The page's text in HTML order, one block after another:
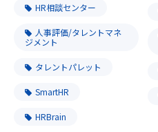
HR相談センター
人事評価/タレントマネ
ジメント
タレントパレット
SmartHR
HRBrain